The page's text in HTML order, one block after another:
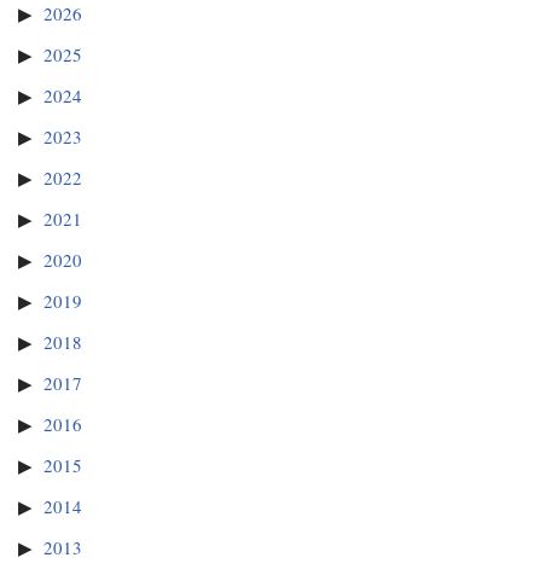
2026
2025
2024
2023
2022
2021
2020
2019
2018
2017
2016
2015
2014
2013